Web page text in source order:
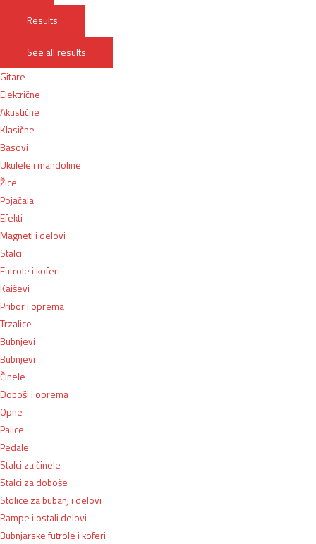
Results
See all results
Gitare
Električne
Akustične
Klasične
Basovi
Ukulele i mandoline
Žice
Pojačala
Efekti
Magneti i delovi
Stalci
Futrole i koferi
Kaiševi
Pribor i oprema
Trzalice
Bubnjevi
Bubnjevi
Činele
Doboši i oprema
Opne
Palice
Pedale
Stalci za činele
Stalci za doboše
Stolice za bubanj i delovi
Rampe i ostali delovi
Bubnjarske futrole i koferi